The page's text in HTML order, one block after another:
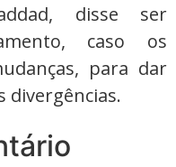
disse ser
caso os
para dar
divergências.